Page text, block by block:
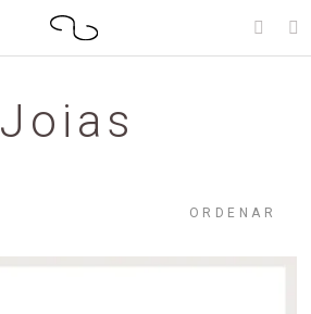
Joias
ORDENAR